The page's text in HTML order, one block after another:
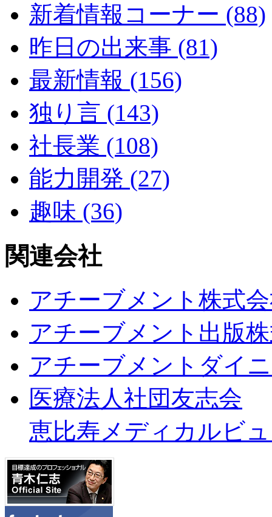
新着情報コーナー (88)
昨日の出来事 (81)
最新情報 (156)
独り言 (143)
社長業 (108)
能力開発 (27)
趣味 (36)
関連会社
アチーブメント株式
アチーブメント出版
アチーブメントダイ
医療法人社団友志会
恵比寿メディカルビ